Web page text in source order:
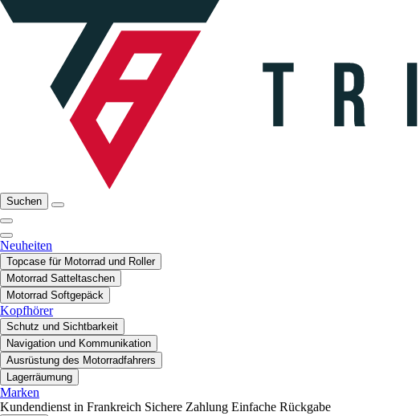
Suchen
Neuheiten
Topcase für Motorrad und Roller
Motorrad Satteltaschen
Motorrad Softgepäck
Kopfhörer
Schutz und Sichtbarkeit
Navigation und Kommunikation
Ausrüstung des Motorradfahrers
Lagerräumung
Marken
Kundendienst in Frankreich Sichere Zahlung Einfache Rückgabe